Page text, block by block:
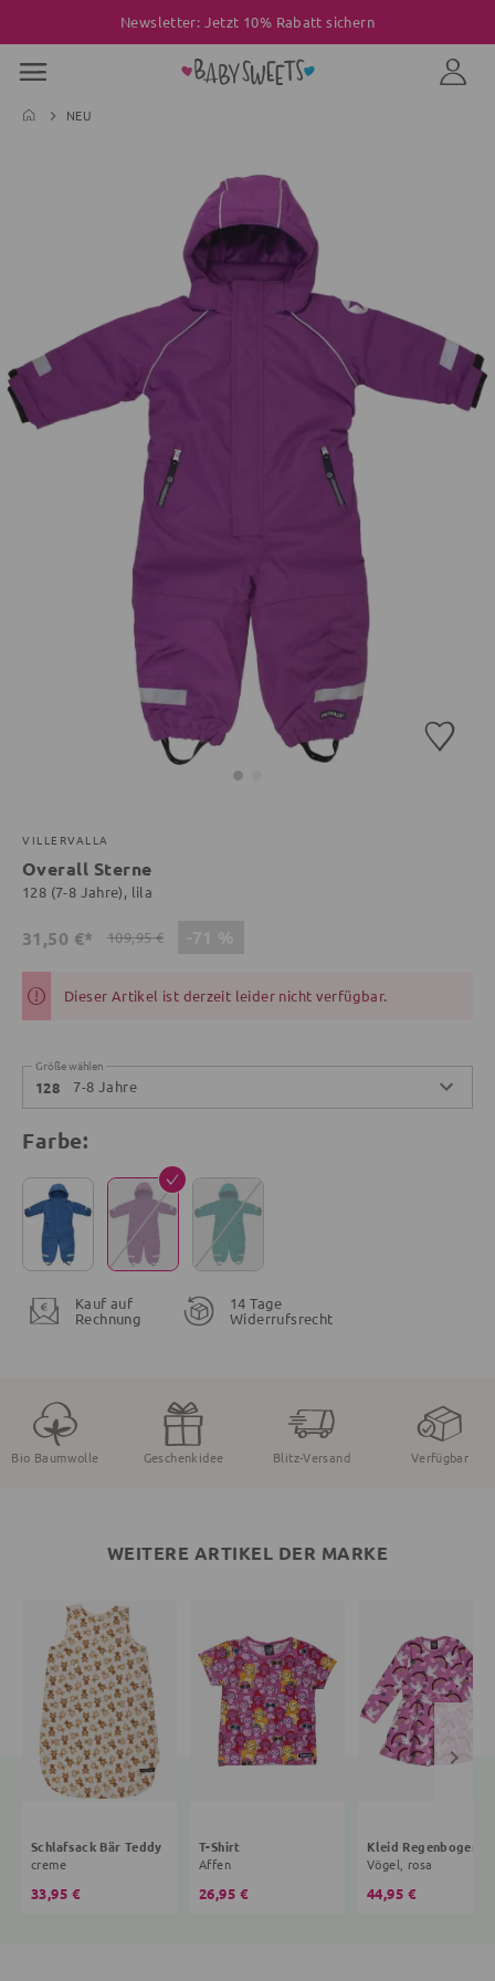
Newsletter: Jetzt 10% Rabatt sichern
NEU
VILLERVALLA
Overall Sterne
128 (7-8 Jahre), lila
31,50 €* 109,95 €
Dieser Artikel ist derzeit leider nicht verfügbar.
Größe wählen
128 7-8 Jahre
Farbe:
Kauf auf
Rechnung
14 Tage
Widerrufsrecht
Bio Baumwolle Geschenkidee Blitz-Versand Verfügbar
WEITERE ARTIKEL DER MARKE
Schlafsack Bär Teddy
creme
33,95 €
T-Shirt
Affen
26,95 €
Vögel, rosa
44,95 €